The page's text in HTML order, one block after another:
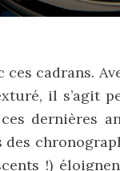
ces cadrans.
il s’agit
dernières
!)